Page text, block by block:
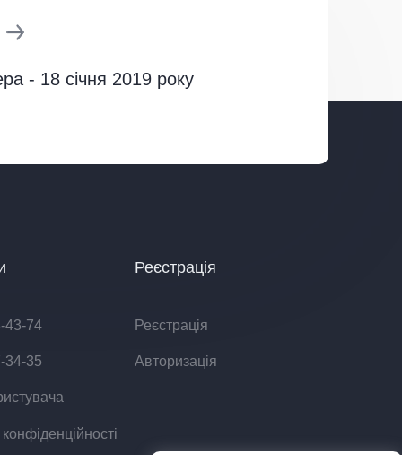
- 18 січня 2019 року
43-74
34-35
Реєстрація
Реєстрація
Авторизація